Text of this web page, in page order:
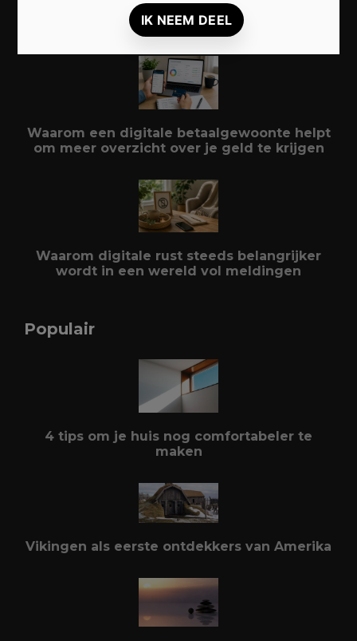
Duurzaam reizen: zo beleef je meer met
minder impact
Waarom een digitale betaalgewoonte helpt
om meer overzicht over je geld te krijgen
Waarom digitale rust steeds belangrijker
wordt in een wereld vol meldingen
Populair
4 tips om je huis nog comfortabeler te
maken
Vikingen als eerste ontdekkers van Amerika